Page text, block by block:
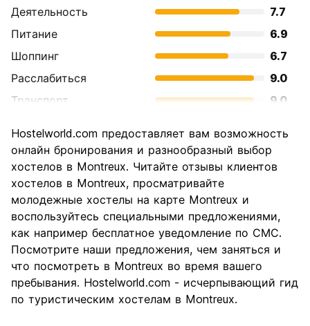
Деятельность
7.7
Питание
6.9
Шоппинг
6.7
Расслабиться
9.0
Транспорт
9.0
достопримечательностей
9.0
Культура
8.1
Ночная жизнь
Соотношение цены и
качества
6.8
Hostelworld.com предоставляет вам возможность
онлайн бронирования и разнообразный выбор
хостелов в Montreux. Читайте отзывы клиентов
хостелов в Montreux, просматривайте
молодежные хостелы на карте Montreux и
воспользуйтесь специальными предложениями,
как например бесплатное уведомление по СМС.
Посмотрите наши предложения, чем заняться и
что посмотреть в Montreux во время вашего
пребывания. Hostelworld.com - исчерпывающий гид
по туристическим хостелам в Montreux.